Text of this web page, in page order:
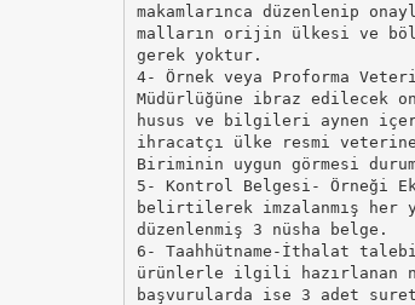
makamlarınca düzenlenip
malların orijin ülkesi ve
gerek yoktur.
4- Örnek veya Proforma
Müdürlüğüne ibraz
husus ve bilgileri aynen
ihracatçı ülke resmi
Biriminin uygun görmesi
5- Kontrol Belgesi- Örneği
belirtilerek imzalanmış her
düzenlenmiş 3 nüsha belge.
6- Taahhütname-İthalat
ürünlerle ilgili hazırlanan
başvurularda ise 3 adet